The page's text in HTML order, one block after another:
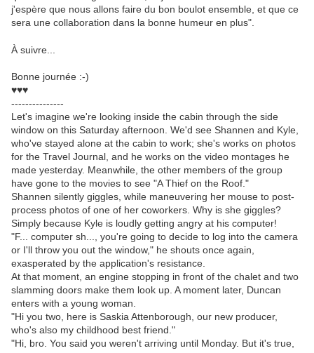
j'espère que nous allons faire du bon boulot ensemble, et que ce
sera une collaboration dans la bonne humeur en plus".
À suivre...
Bonne journée :-)
♥♥♥
---------------
Let's imagine we're looking inside the cabin through the side
window on this Saturday afternoon. We'd see Shannen and Kyle,
who've stayed alone at the cabin to work; she's works on photos
for the Travel Journal, and he works on the video montages he
made yesterday. Meanwhile, the other members of the group
have gone to the movies to see "A Thief on the Roof."
Shannen silently giggles, while maneuvering her mouse to post-
process photos of one of her coworkers. Why is she giggles?
Simply because Kyle is loudly getting angry at his computer!
"F... computer sh..., you're going to decide to log into the camera
or I'll throw you out the window," he shouts once again,
exasperated by the application's resistance.
At that moment, an engine stopping in front of the chalet and two
slamming doors make them look up. A moment later, Duncan
enters with a young woman.
"Hi you two, here is Saskia Attenborough, our new producer,
who's also my childhood best friend."
"Hi, bro. You said you weren't arriving until Monday. But it's true,